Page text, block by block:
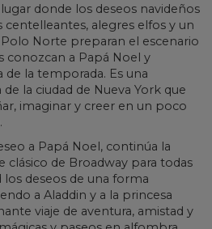
donde los deseos navideños
centelleantes, alegres elfos y un
Norte preparan el escenario
conozcan a Papá Noel y
la temporada. Es una
la ciudad de Nueva York que
imaginar y creer en un poco
a Papá Noel, continúa la
clásico de Broadway para todas
los deseos de una forma
a Aladdin y a la princesa
viaje de aventura, amistad y